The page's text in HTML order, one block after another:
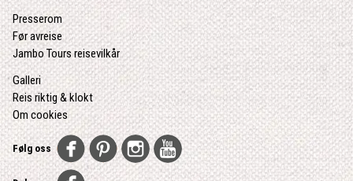
Presserom
Før avreise
Jambo Tours reisevilkår
Galleri
Reis riktig & klokt
Om cookies
Følg oss